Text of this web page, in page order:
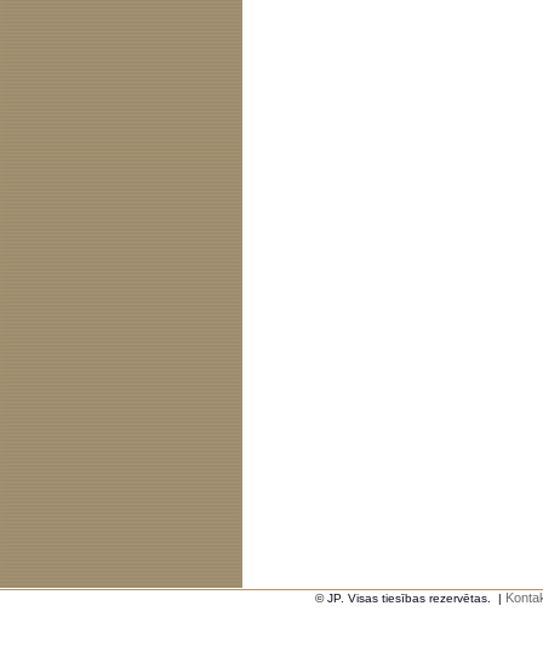
© JP. Visas tiesības rezervētas. |